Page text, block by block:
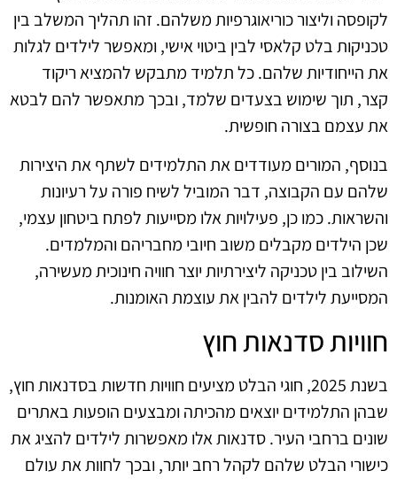
לקופסה וליצור כוריאוגרפיות משלהם. זהו תהליך המשלב בין
טכניקות בלט קלאסי לבין ביטוי אישי, ומאפשר לילדים לגלות
את הייחודיות שלהם. כל תלמיד מתבקש להמציא ריקוד
קצר, תוך שימוש בצעדים שלמד, ובכך מתאפשר להם לבטא
את עצמם בצורה חופשית.
בנוסף, המורים מעודדים את התלמידים לשתף את היצירות
שלהם עם הקבוצה, דבר המוביל לשיח פורה על רעיונות
והשראות. כמו כן, פעילויות אלו מסייעות לפתח ביטחון עצמי,
שכן הילדים מקבלים משוב חיובי מחבריהם והמלמדים.
השילוב בין טכניקה ליצירתיות יוצר חוויה חינוכית מעשירה,
המסייעת לילדים להבין את עוצמת האומנות.
חוויות סדנאות חוץ
בשנת 2025, חוגי הבלט מציעים חוויות חדשות בסדנאות חוץ,
שבהן התלמידים יוצאים מהכיתה ומבצעים הופעות באתרים
שונים ברחבי העיר. סדנאות אלו מאפשרות לילדים להציג את
כישורי הבלט שלהם לקהל רחב יותר, ובכך לחוות את עולם